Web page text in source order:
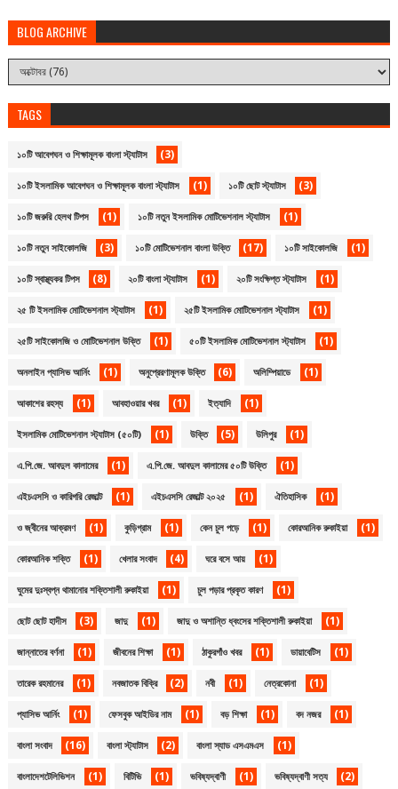
BLOG ARCHIVE
TAGS
১০টি আবেগঘন ও শিক্ষামূলক বাংলা স্ট্যাটাস (3)
১০টি ইসলামিক আবেগঘন ও শিক্ষামূলক বাংলা স্ট্যাটাস (1) ১০টি ছোট স্ট্যাটাস (3)
১০টি জরুরি হেলথ টিপস (1) ১০টি নতুন ইসলামিক মোটিভেশনাল স্ট্যাটাস (1)
১০টি নতুন সাইকোলজি (3) ১০টি মোটিভেশনাল বাংলা উক্তি (17) ১০টি সাইকোলজি (1)
১০টি স্বাস্থ্যকর টিপস (8) ২০টি বাংলা স্ট্যাটাস (1) ২০টি সংক্ষিপ্ত স্ট্যাটাস (1)
২৫ টি ইসলামিক মোটিভেশনাল স্ট্যাটাস (1) ২৫টি ইসলামিক মোটিভেশনাল স্ট্যাটাস (1)
২৫টি সাইকোলজি ও মোটিভেশনাল উক্তি (1) ৫০টি ইসলামিক মোটিভেশনাল স্ট্যাটাস (1)
অনলাইন প্যাসিভ আর্নিং (1) অনুপ্রেরণামূলক উক্তি (6) অলিম্পিয়াডে (1)
আকাশের রহস্য (1) আবহাওয়ার খবর (1) ইত্যাদি (1)
ইসলামিক মোটিভেশনাল স্ট্যাটাস (৫০টি) (1) উক্তি (5) উলিপুর (1)
এ.পি.জে. আবদুল কালামের (1) এ.পি.জে. আবদুল কালামের ৫০টি উক্তি (1)
এইচএসসি ও কারিগরি রেজাল্ট (1) এইচএসসি রেজাল্ট ২০২৫ (1) ঐতিহাসিক (1)
ও জ্বীনের আক্রমণ (1) কুড়িগ্রাম (1) কেন চুল পড়ে (1) কোরআনিক রুকাইয়া (1)
কোরআনিক শক্তি (1) খেলার সংবাদ (4) ঘরে বসে আয় (1)
ঘুমের দুঃস্বপ্ন থামানোর শক্তিশালী রুকাইয়া (1) চুল পড়ার প্রকৃত কারণ (1)
ছোট ছোট হাদীস (3) জাদু (1) জাদু ও অশান্তি ধ্বংসের শক্তিশালী রুকাইয়া (1)
জান্নাতের বর্ণনা (1) জীবনের শিক্ষা (1) ঠাকুরগাঁও খবর (1) ডায়াবেটিস (1)
তারেক রহমানের (1) নবজাতক বিক্রি (2) নবী (1) নেত্রকোনা (1)
প্যাসিভ আর্নিং (1) ফেসবুক আইডির নাম (1) বড় শিক্ষা (1) বদ নজর (1)
বাংলা সংবাদ (16) বাংলা স্ট্যাটাস (2) বাংলা স্যাড এসএমএস (1)
বাংলাদেশটেলিভিশন (1) বিটিভি (1) ভবিষ্যদ্বাণী (1) ভবিষ্যদ্বাণী সত্য (2)